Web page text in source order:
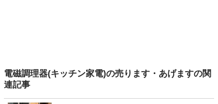
電磁調理器(キッチン家電)の売ります・あげますの関
連記事